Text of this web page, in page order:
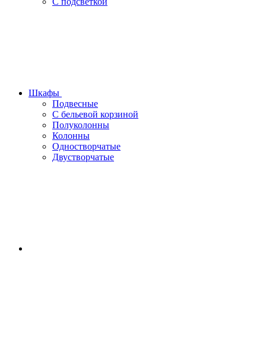
Шкафы
Подвесные
С бельевой корзиной
Полуколонны
Колонны
Одностворчатые
Двустворчатые